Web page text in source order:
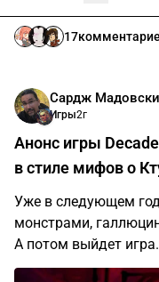
17
Сардж Мадовски
Игры2г
Анонс игры
в стиле мифов о
Уже в следующем
монстрами,
А потом выйдет игра.